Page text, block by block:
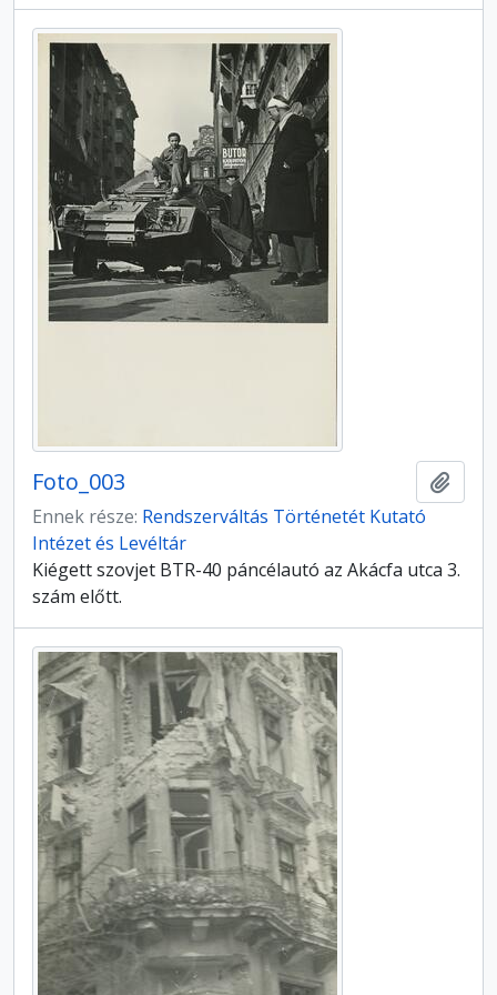
Foto_003
Ennek része: Rendszerváltás Történetét Kutató
Intézet és Levéltár
Kiégett szovjet BTR-40 páncélautó az Akácfa utca 3.
szám előtt.